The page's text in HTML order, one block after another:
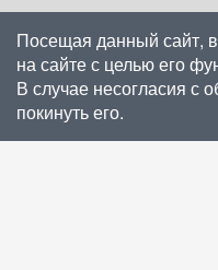
Посещая данный сайт,
на сайте с целью его
В случае несогласия с
покинуть его.